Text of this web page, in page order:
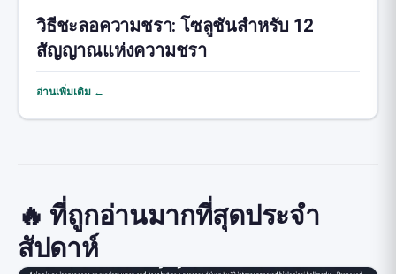
วิธีชะลอความชรา: โซลูชันสำหรับ 12
สัญญาณแห่งความชรา
อ่านเพิ่มเติม ←
🔥 ที่ถูกอ่านมากที่สุดประจำ
สัปดาห์